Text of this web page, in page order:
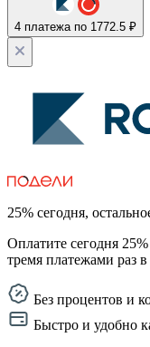
4 платежа по 1772.5 ₽
25% сегодня,
Оплатите сегодня
тремя платежами раз
Без процентов и
Быстро и удобно